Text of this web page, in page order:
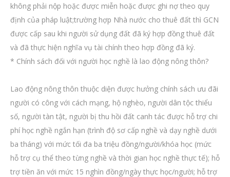
không phải nộp hoặc được miễn hoặc được ghi nợ theo quy
định của pháp luật;trường hợp Nhà nước cho thuê đất thì GCN
được cấp sau khi người sử dụng đất đã ký hợp đồng thuê đất
và đã thực hiện nghĩa vụ tài chính theo hợp đồng đã ký.
* Chính sách đối với người học nghề là lao động nông thôn?
Lao động nông thôn thuộc diện được hưởng chính sách ưu đãi
người có công với cách mạng, hộ nghèo, người dân tộc thiểu
số, người tàn tật, người bị thu hồi đất canh tác được hỗ trợ chi
phí học nghề ngắn hạn (trình độ sơ cấp nghề và dạy nghề dưới
ba tháng) với mức tối đa ba triệu đồng/người/khóa học (mức
hỗ trợ cụ thể theo từng nghề và thời gian học nghề thực tế); hỗ
trợ tiền ăn với mức 15 nghìn đồng/ngày thực học/người; hỗ trợ